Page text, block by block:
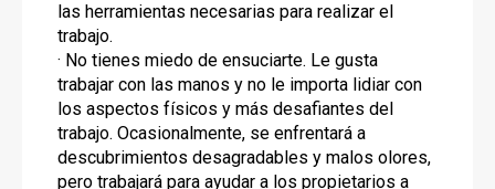
las herramientas necesarias para realizar el
trabajo.
· No tienes miedo de ensuciarte. Le gusta
trabajar con las manos y no le importa lidiar con
los aspectos físicos y más desafiantes del
trabajo. Ocasionalmente, se enfrentará a
descubrimientos desagradables y malos olores,
pero trabajará para ayudar a los propietarios a